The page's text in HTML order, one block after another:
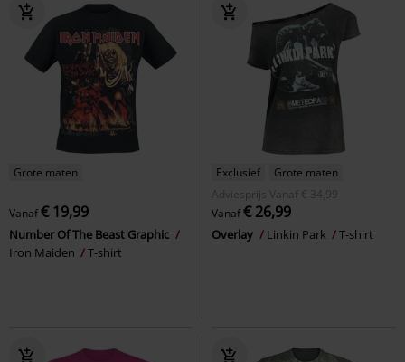
Grote maten
Vanaf€ 19,99
Number Of The Beast Graphic
Iron Maiden
T-shirt
Exclusief
Grote maten
Adviesprijs
Vanaf € 34,99
Vanaf€ 26,99
Overlay Linkin Park T-shirt